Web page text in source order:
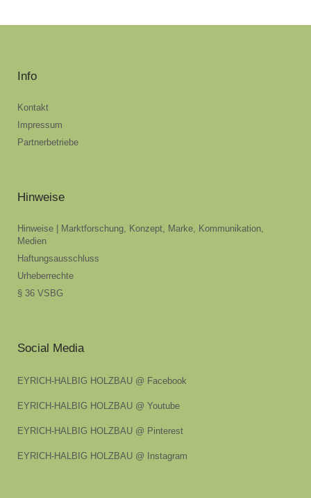
Info
Kontakt
Impressum
Partnerbetriebe
Hinweise
Hinweise | Marktforschung, Konzept, Marke, Kommunikation,
Medien
Haftungsausschluss
Urheberrechte
§ 36 VSBG
Social Media
EYRICH-HALBIG HOLZBAU @ Facebook
EYRICH-HALBIG HOLZBAU @ Youtube
EYRICH-HALBIG HOLZBAU @ Pinterest
EYRICH-HALBIG HOLZBAU @ Instagram